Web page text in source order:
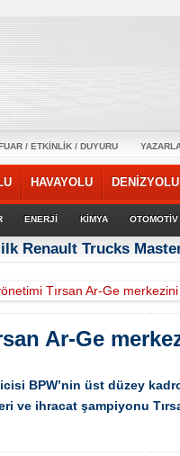
/ ETKİNLİK / DUYURU
HAVAYOLU DENİZYOLU
ENERJİ KİMYA OTOMOTİV
Renault Trucks
Tırsan Ar-Ge
Ar-Ge
BPW’nin üst düzey
ve ihracat şampiyonu